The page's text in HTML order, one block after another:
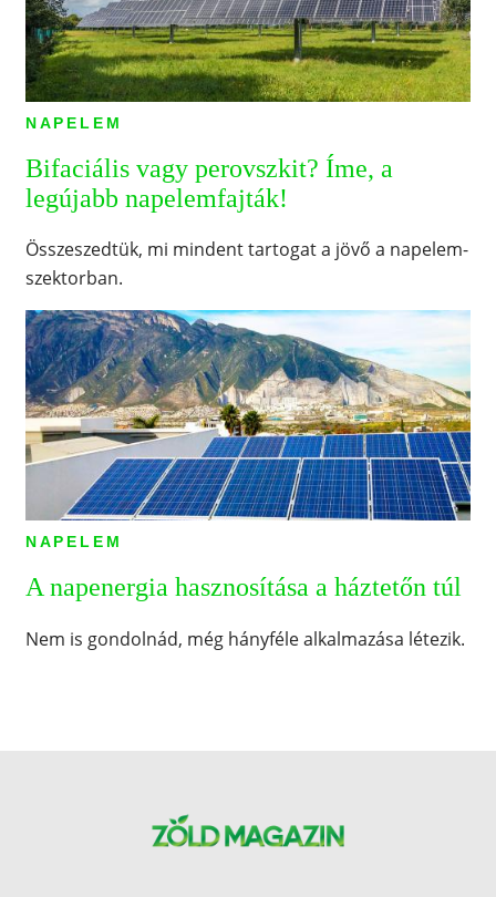
NAPELEM
Bifaciális vagy perovszkit? Íme, a
legújabb napelemfajták!
Összeszedtük, mi mindent tartogat a jövő a napelem-
szektorban.
NAPELEM
A napenergia hasznosítása a háztetőn túl
Nem is gondolnád, még hányféle alkalmazása létezik.